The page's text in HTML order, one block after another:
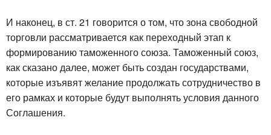
И наконец, в ст. 21 говорится о том, что зона свободной
торговли рассматривается как переходный этап к
формированию таможенного союза. Таможенный союз,
как сказано далее, может быть создан государствами,
которые изъявят желание продолжать сотрудничество в
его рамках и которые будут выполнять условия данного
Соглашения.